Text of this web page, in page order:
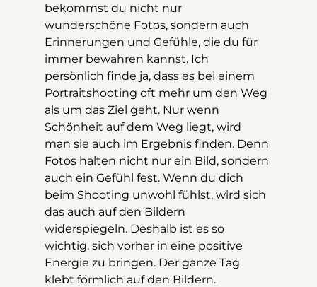
bekommst du nicht nur
wunderschöne Fotos, sondern auch
Erinnerungen und Gefühle, die du für
immer bewahren kannst. Ich
persönlich finde ja, dass es bei einem
Portraitshooting oft mehr um den Weg
als um das Ziel geht. Nur wenn
Schönheit auf dem Weg liegt, wird
man sie auch im Ergebnis finden. Denn
Fotos halten nicht nur ein Bild, sondern
auch ein Gefühl fest. Wenn du dich
beim Shooting unwohl fühlst, wird sich
das auch auf den Bildern
widerspiegeln. Deshalb ist es so
wichtig, sich vorher in eine positive
Energie zu bringen. Der ganze Tag
klebt förmlich auf den Bildern.